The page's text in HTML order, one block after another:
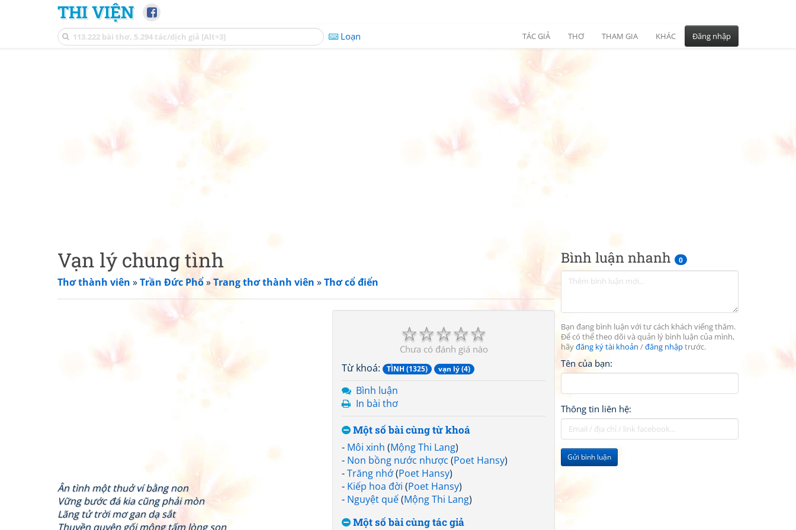
THI VIỆN
Loạn TÁC GIẢ THƠ THAM GIA KHÁC Đăng nhập
Bình luận nhanh 0
Bạn đang bình luận với tư cách khách viếng thăm.
Để có thể theo dõi và quản lý bình luận của mình,
hãyđăng ký tài khoản /đăng nhậptrước.
Tên của bạn:
Thông tin liên hệ:
Gửi bình luận
Vạn lý chung tình
Thơ thành viên »Trần Đức Phổ»Trang thơ thành viên »Thơ cổ điển
☆
☆
☆
☆
☆
Chưa có đánh giá nào
Từ khoá: TÌNH (1325) vạn lý (4)
Bình luận
In bài thơ
Một số bài cùng từ khoá
- Môi xinh (Mộng Thi Lang)
- Non bồng nước nhược (Poet Hansy)
-Trăng nhớ(Poet Hansy)
- Kiếp hoa đời (Poet Hansy)
- Nguyệt quế(Mộng Thi Lang)
Một số bài cùng tác giả
Ân tình một thuở ví bằng non
Vững bước đá kia cũng phải mòn
Lãng tử trời mơ gan dạ sắt
Thuyền quyên gối mộng tấm lòng son